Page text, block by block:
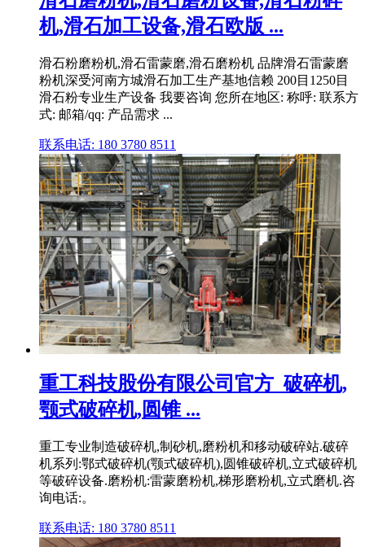
机,滑石加工设备,滑石欧版 ...
滑石粉磨粉机,滑石雷蒙磨,滑石磨粉机 品牌滑石雷蒙磨
粉机深受河南方城滑石加工生产基地信赖 200目1250目
滑石粉专业生产设备 我要咨询 您所在地区: 称呼: 联系方
式: 邮箱/qq: 产品需求 ...
联系电话: 180 3780 8511
重工科技股份有限公司官方_破碎机,
颚式破碎机,圆锥 ...
重工专业制造破碎机,制砂机,磨粉机和移动破碎站.破碎
机系列:鄂式破碎机(颚式破碎机),圆锥破碎机,立式破碎机
等破碎设备.磨粉机:雷蒙磨粉机,梯形磨粉机,立式磨机.咨
询电话:。
联系电话: 180 3780 8511